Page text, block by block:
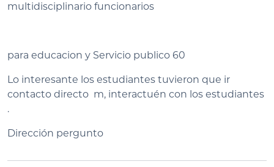
multidisciplinario funcionarios
para educacion y Servicio publico 60
Lo interesante los estudiantes tuvieron que ir
contacto directo m, interactuén con los estudiantes
.
Dirección pergunto